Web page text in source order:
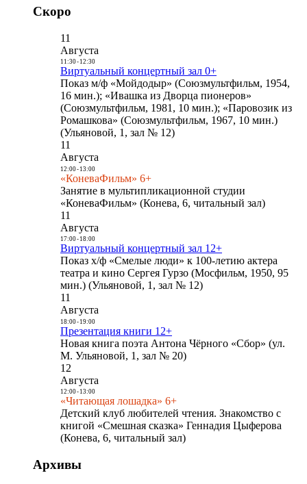
Скоро
11
Августа
11:30- 12:30
Виртуальный концертный зал 0+
Показ м/ф «Мойдодыр» (Союзмультфильм, 1954,
16 мин.); «Ивашка из Дворца пионеров»
(Союзмультфильм, 1981, 10 мин.); «Паровозик из
Ромашкова» (Союзмультфильм, 1967, 10 мин.)
(Ульяновой, 1, зал № 12)
11
Августа
12:00- 13:00
«КоневаФильм» 6+
Занятие в мультипликационной студии
«КоневаФильм» (Конева, 6, читальный зал)
11
Августа
17:00- 18:00
Виртуальный концертный зал 12+
Показ х/ф «Смелые люди» к 100-летию актера
театра и кино Сергея Гурзо (Мосфильм, 1950, 95
мин.) (Ульяновой, 1, зал № 12)
11
Августа
18:00- 19:00
Презентация книги 12+
Новая книга поэта Антона Чёрного «Сбор» (ул.
М. Ульяновой, 1, зал № 20)
12
Августа
12:00- 13:00
«Читающая лошадка» 6+
Детский клуб любителей чтения. Знакомство с
книгой «Смешная сказка» Геннадия Цыферова
(Конева, 6, читальный зал)
Архивы